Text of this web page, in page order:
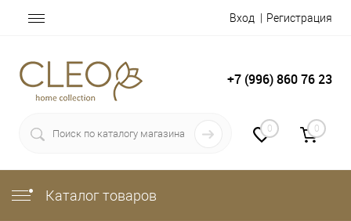
Вход Регистрация
+7 (996) 860 76 23
0 0
Каталог товаров